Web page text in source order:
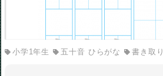
小学1年生 五十音 ひらがな 書き取り